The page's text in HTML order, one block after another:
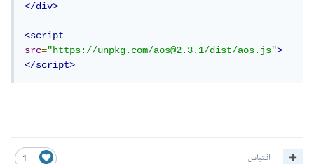
</div>
<script
src="https://unpkg.com/aos@2.3.1/dist/aos.js">
</script>
1 اقتباس